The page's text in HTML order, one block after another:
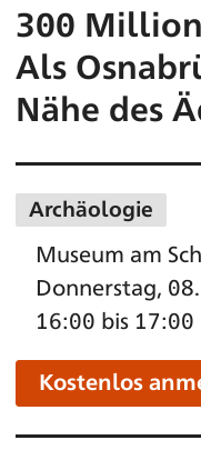
300
Als
Nähe des
Archäologie
Museum am
Donnerstag,
16:00 bis 17:00
Kostenlos